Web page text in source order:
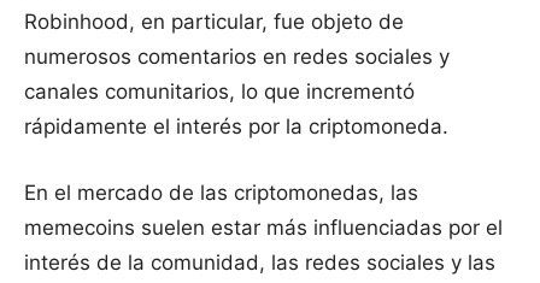
Robinhood, en particular, fue objeto de
numerosos comentarios en redes sociales y
canales comunitarios, lo que incrementó
rápidamente el interés por la criptomoneda.
En el mercado de las criptomonedas, las
memecoins suelen estar más influenciadas por el
interés de la comunidad, las redes sociales y las